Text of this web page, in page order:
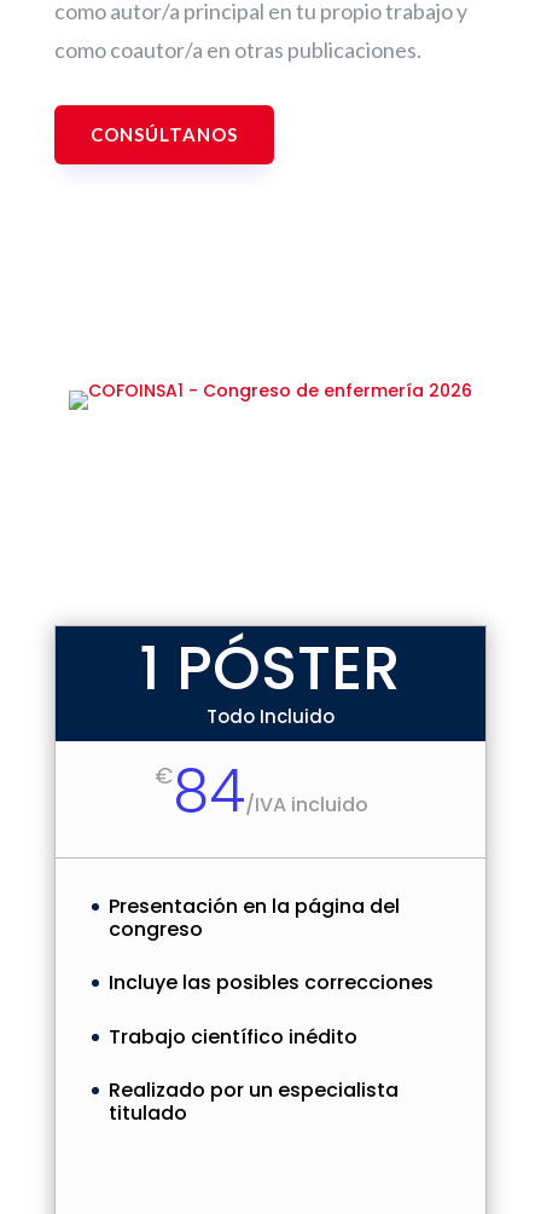
como autor/a principal en tu propio trabajo y
como coautor/a en otras publicaciones.
CONSÚLTANOS
1 PÓSTER
Todo Incluido
€84/IVA incluido
Presentación en la página del
congreso
Incluye las posibles correcciones
Trabajo científico inédito
Realizado por un especialista
titulado